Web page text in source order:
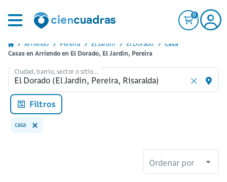
0
Arriendo Pereira El Jardin El Dorado
Casa
Casas en Arriendo en El Dorado, El Jardin, Pereira
Ciudad, barrio, sector o sitio...
Filtros
casa
Ordenar por